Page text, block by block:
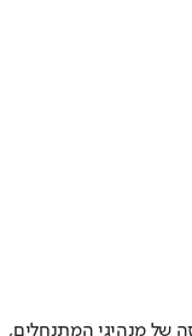
של מנהיגי המתנחלים,